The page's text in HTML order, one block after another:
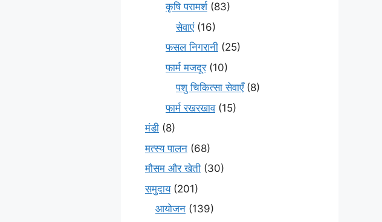
कृषि परामर्श(83)
सेवाएं(16)
फसल निगरानी (25)
फार्म मजदूर(10)
पशु चिकित्सा सेवाएँ(8)
फार्म रखरखाव(15)
मंडी (8)
मत्स्य पालन (68)
मौसम और खेती (30)
समुदाय(201)
आयोजन (139)